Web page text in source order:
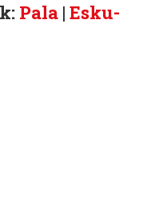
Pala | Esku-